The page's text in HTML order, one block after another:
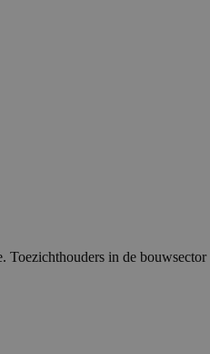
Toezichthouders in de bouwsector